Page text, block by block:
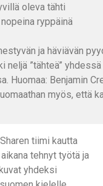
oleva tähti
ryppäinä
ja häviävän
neljä ”tähteä” yhdessä
Huomaa: Benjamin
myös, että
tiimi kautta
tehnyt työtä ja
yhdeksi